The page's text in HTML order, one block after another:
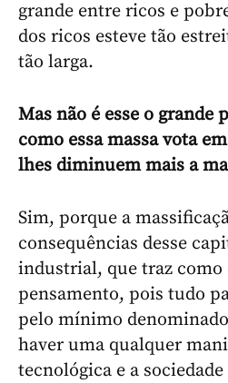
grande entre ricos e
dos ricos esteve tão
tão larga.
Mas não é esse o grande
como essa massa vota
lhes diminuem mais a
Sim, porque a
consequências desse
industrial, que traz como
pensamento, pois tudo
pelo mínimo
haver uma qualquer
tecnológica e a